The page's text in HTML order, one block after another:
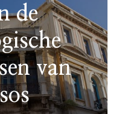
de
van